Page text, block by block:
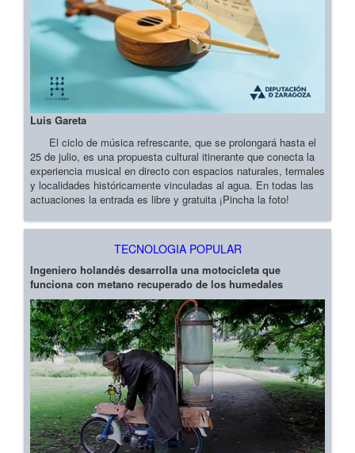
Luis Gareta
El ciclo de música refrescante, que se prolongará hasta el
25 de julio, es una propuesta cultural itinerante que conecta la
experiencia musical en directo con espacios naturales, termales
y localidades históricamente vinculadas al agua. En todas las
actuaciones la entrada es libre y gratuita ¡Pincha la foto!
TECNOLOGIA POPULAR
Ingeniero holandés desarrolla una motocicleta que
funciona con metano recuperado de los humedales